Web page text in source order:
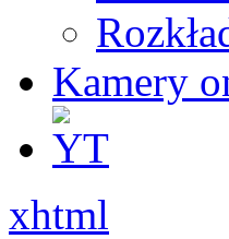
Kamery
xhtml